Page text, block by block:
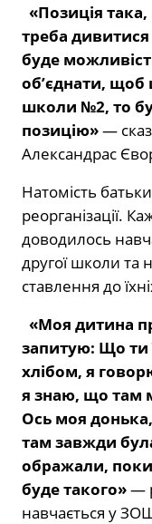
«Позиція
треба дивитися
буде
об’єднати, щоб
школи №2, то
позицію»—
Александрас
Натомість
реорганізації.
доводилось
другої школи та
ставлення до
«Моя дитина
запитую: Що ти
хлібом, я
я знаю, що там
Ось моя
там завжди
ображали,
буде такого»—
навчається у